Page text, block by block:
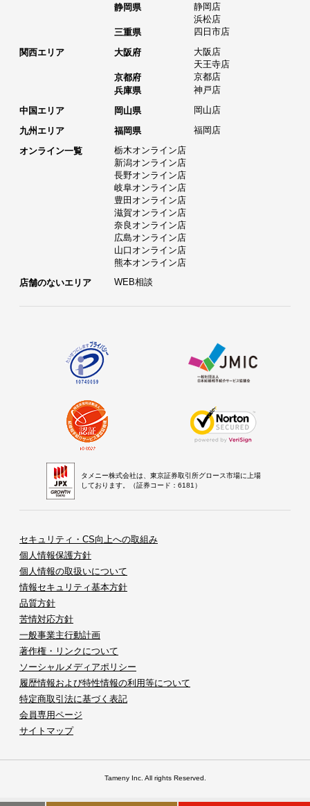
静岡県
静岡店
浜松店
三重県
四日市店
関西エリア
大阪府
大阪店
天王寺店
京都府
京都店
兵庫県
神戸店
中国エリア
岡山県
岡山店
九州エリア
福岡県
福岡店
オンライン一覧
栃木オンライン店
新潟オンライン店
長野オンライン店
岐阜オンライン店
豊田オンライン店
滋賀オンライン店
奈良オンライン店
広島オンライン店
山口オンライン店
熊本オンライン店
店舗のないエリア
WEB相談
タメニー株式会社は、東京証券取引所グロース市場に上場
しております。（証券コード：6181）
セキュリティ・CS向上への取組み
個人情報保護方針
個人情報の取扱いについて
情報セキュリティ基本方針
品質方針
苦情対応方針
一般事業主行動計画
著作権・リンクについて
ソーシャルメディアポリシー
履歴情報および特性情報の利用等について
特定商取引法に基づく表記
会員専用ページ
サイトマップ
Tameny Inc. All rights Reserved.